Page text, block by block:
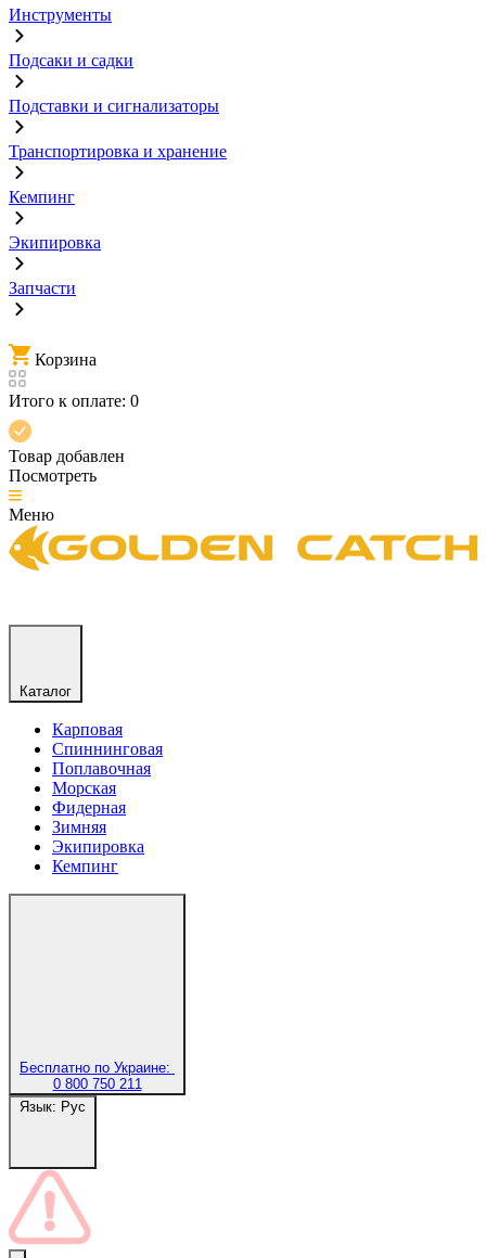
Инструменты
Подсаки и садки
Подставки и сигнализаторы
Транспортировка и хранение
Кемпинг
Экипировка
Запчасти
Корзина
Итого к оплате: 0
Товар добавлен
Посмотреть
Меню
Каталог
Карповая
Спиннинговая
Поплавочная
Морская
Фидерная
Зимняя
Экипировка
Кемпинг
Бесплатно по Украине:
0 800 750 211
Язык: Рус